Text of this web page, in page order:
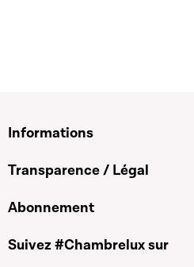
Informations
Transparence / Légal
Abonnement
Suivez #Chambrelux sur